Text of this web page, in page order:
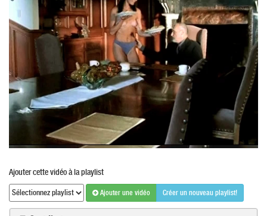
Ajouter cette vidéo à la playlist
Ajouter une vidéo Créer un nouveau playlist!